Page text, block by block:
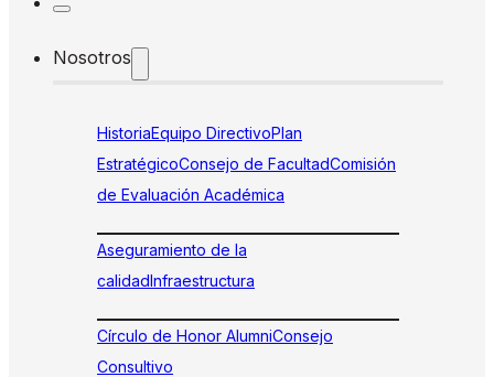
Nosotros
HistoriaEquipo DirectivoPlan
EstratégicoConsejo de FacultadComisión
de Evaluación Académica
Aseguramiento de la
calidadInfraestructura
Círculo de Honor AlumniConsejo
Consultivo